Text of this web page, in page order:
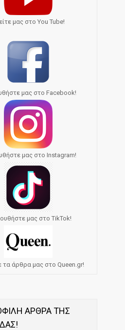
μας στο You Tube!
μας στο Facebook!
μας στο Instagram!
μας στο TikTok!
τα άρθρα μας στο Queen.gr!
ΑΡΘΡΑ ΤΗΣ